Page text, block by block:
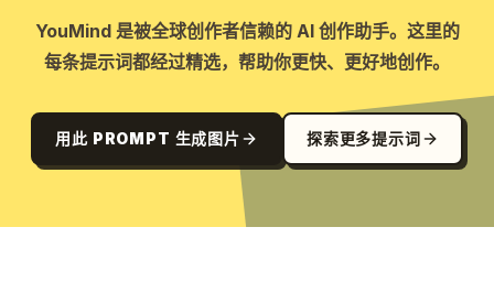
YouMind 是被全球创作者信赖的 AI 创作助手。这里的
每条提示词都经过精选，帮助你更快、更好地创作。
用此 PROMPT 生成图片 探索更多提示词